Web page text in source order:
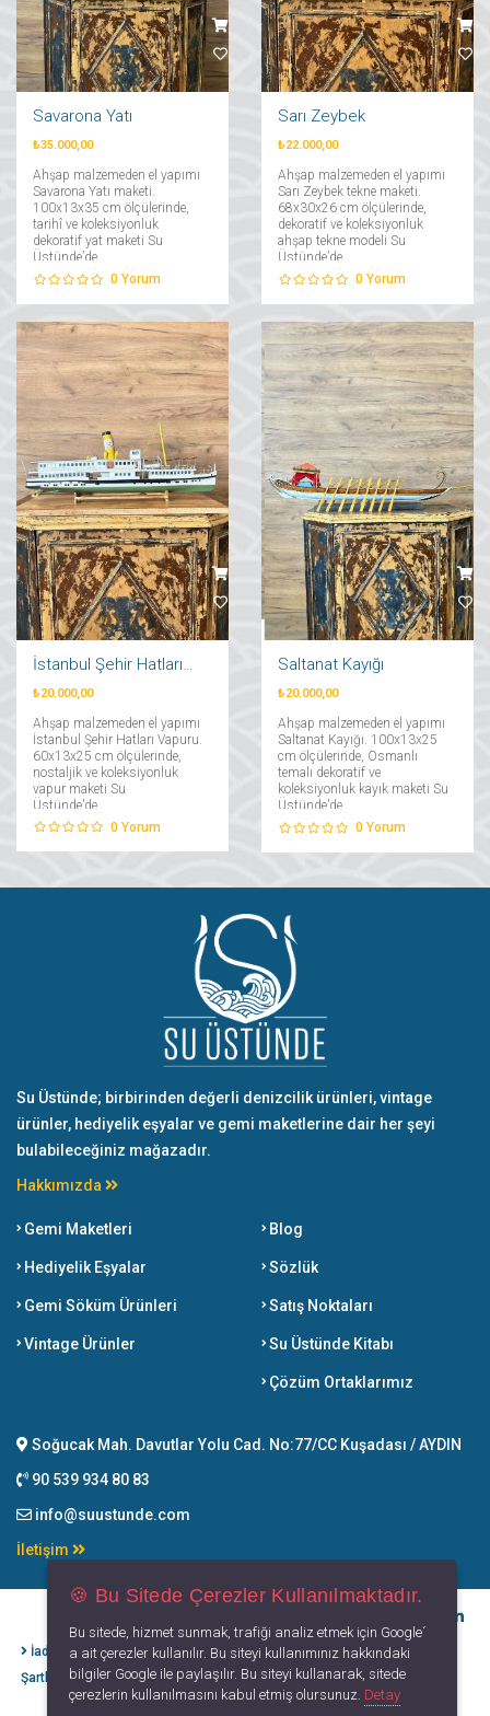
Savarona Yatı
₺35.000,00
Ahşap malzemeden el yapımı
Savarona Yatı maketi.
100x13x35 cm ölçülerinde,
tarihî ve koleksiyonluk
dekoratif yat maketi Su
Üstünde’de....
0 Yorum
Sarı Zeybek
₺22.000,00
Ahşap malzemeden el yapımı
Sarı Zeybek tekne maketi.
68x30x26 cm ölçülerinde,
dekoratif ve koleksiyonluk
ahşap tekne modeli Su
Üstünde’de....
0 Yorum
₺20.000,00
Ahşap malzemeden el yapımı
İstanbul Şehir Hatları Vapuru.
60x13x25 cm ölçülerinde,
nostaljik ve koleksiyonluk
vapur maketi Su
Üstünde’de....
0 Yorum
Saltanat Kayığı
₺20.000,00
Ahşap malzemeden el yapımı
Saltanat Kayığı. 100x13x25
cm ölçülerinde, Osmanlı
temalı dekoratif ve
koleksiyonluk kayık maketi Su
Üstünde’de....
0 Yorum
Su Üstünde; birbirinden değerli denizcilik ürünleri, vintage
ürünler, hediyelik eşyalar ve gemi maketlerine dair her şeyi
bulabileceğiniz mağazadır.
Hakkımızda
Gemi Maketleri
Hediyelik Eşyalar
Gemi Söküm Ürünleri
Vintage Ürünler
Blog
Sözlük
Satış Noktaları
Su Üstünde Kitabı
Çözüm Ortaklarımız
Soğucak Mah. Davutlar Yolu Cad. No:77/CC Kuşadası / AYDIN
90 539 934 80 83
info@suustunde.com
İletişim
İade İptal
Şartları
Kişisel Verilerin
Korunması
Gizlilik
Politikası
Kullanım
Koşulları
🍪 Bu Sitede Çerezler Kullanılmaktadır.
Bu sitede, hizmet sunmak, trafiği analiz etmek için Google´
a ait çerezler kullanılır. Bu siteyi kullanımınız hakkındaki
bilgiler Google ile paylaşılır. Bu siteyi kullanarak, sitede
çerezlerin kullanılmasını kabul etmiş olursunuz. Detay